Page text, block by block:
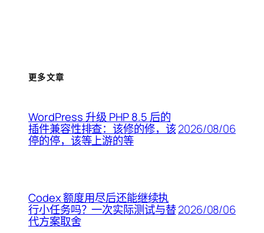
更多文章
WordPress 升级 PHP 8.5 后的
插件兼容性排查：该修的修，该
停的停，该等上游的等
2026/08/06
Codex 额度用尽后还能继续执
行小任务吗？一次实际测试与替
代方案取舍
2026/08/06